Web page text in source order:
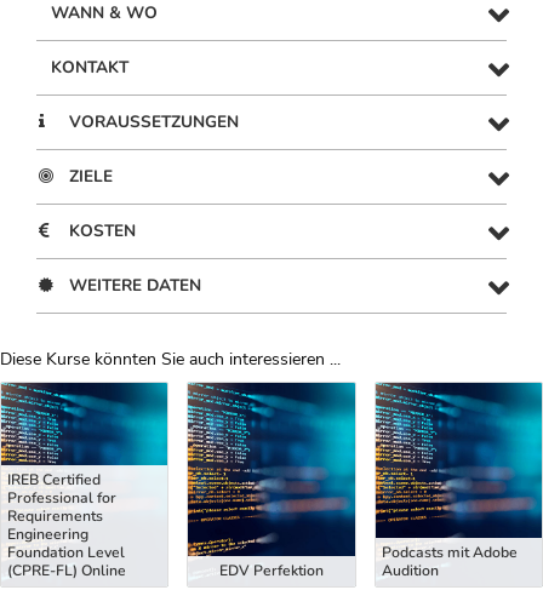
WANN & WO
KONTAKT
VORAUSSETZUNGEN
ZIELE
KOSTEN
WEITERE DATEN
Diese Kurse könnten Sie auch interessieren ...
Uber Weiterbildungsvorschläge
IREB Certified
Professional for
Requirements
Engineering
Foundation Level
(CPRE-FL) Online
EDV Perfektion
Podcasts mit Adobe
Audition